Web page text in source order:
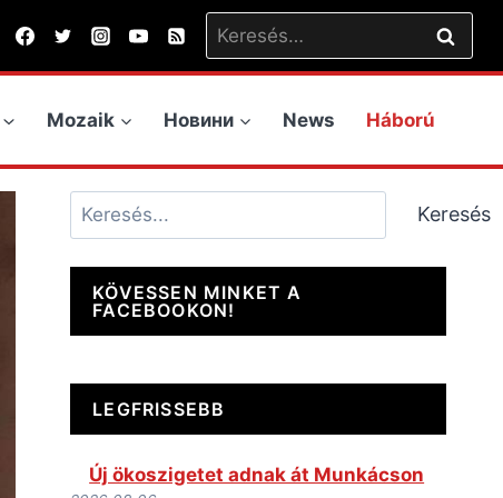
Keresés:
Mozaik Новини News Háború
Keresés Keresés
KÖVESSEN MINKET A
FACEBOOKON!
LEGFRISSEBB
Új ökoszigetet adnak át Munkácson